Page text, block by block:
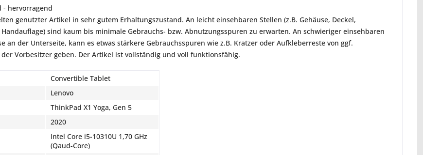
- hervorragend
genutzter Artikel in sehr gutem Erhaltungszustand. An leicht einsehbaren Stellen (z.B. Gehäuse, Deckel,
sind kaum bis minimale Gebrauchs- bzw. Abnutzungsspuren zu erwarten. An schwieriger einsehbaren
an der Unterseite, kann es etwas stärkere Gebrauchsspuren wie z.B. Kratzer oder Aufkleberreste von ggf.
Vorbesitzer geben. Der Artikel ist vollständig und voll funktionsfähig.
Convertible Tablet
Lenovo
ThinkPad X1 Yoga, Gen 5
2020
Intel Core i5-10310U 1,70 GHz
(Qaud-Core)